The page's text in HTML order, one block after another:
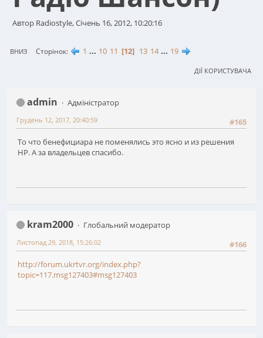
Автор Radiostyle, Січень 16, 2012, 10:20:16
ВНИЗ Сторінок 1 ... 10 11 12 13 14 ... 19
ДІЇ КОРИСТУВАЧА
admin
Адміністратор
#165
Грудень 12, 2017, 20:40:59
То что бенефициара не поменялись это ясно и из решения
НР. А за владельцев спасибо.
kram2000
Глобальний модератор
#166
Листопад 29, 2018, 15:26:02
http://forum.ukrtvr.org/index.php?
topic=117.msg127403#msg127403